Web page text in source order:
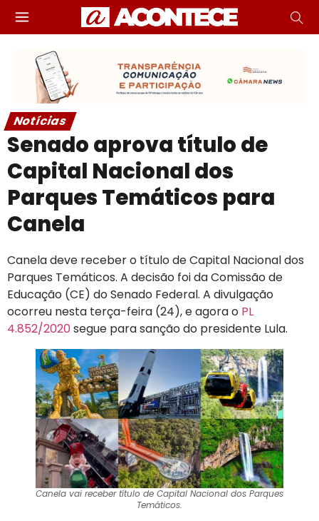
Notícias
Senado aprova título de
Capital Nacional dos
Parques Temáticos para
Canela
Canela deve receber o título de Capital Nacional dos
Parques Temáticos. A decisão foi da Comissão de
Educação (CE) do Senado Federal. A divulgação
ocorreu nesta terça-feira (24), e agora o PL
4.852/2020segue para sanção do presidente Lula.
Canela vai receber título de Capital Nacional dos Parques
Temáticos.